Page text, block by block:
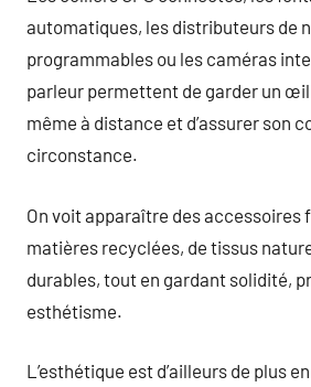
automatiques, les distributeurs de
programmables ou les caméras
parleur permettent de garder un
même à distance et d’assurer son
circonstance.
On voit apparaître des accessoires
matières recyclées, de tissus
durables, tout en gardant solidité,
esthétisme.
L’esthétique est d’ailleurs de plus